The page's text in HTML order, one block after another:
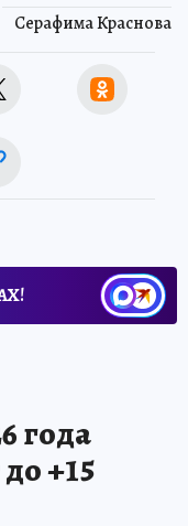
Серафима Краснова
года
+15